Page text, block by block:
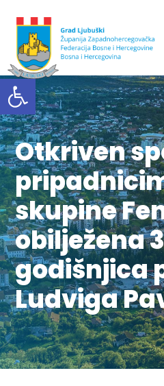
Otkriven
skupine
obilježena
godišnjica
Ludviga
Open toolbar